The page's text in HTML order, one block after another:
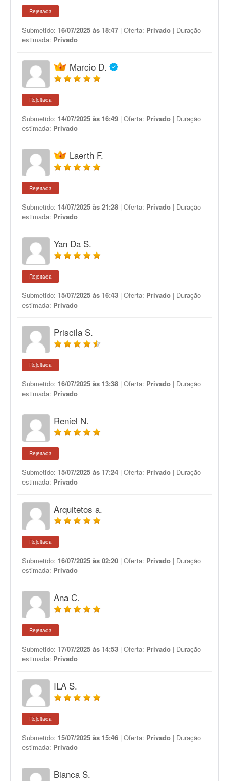
Rejeitada
Submetido: 16/07/2025 às 18:47 | Oferta: Privado | Duração
estimada: Privado
Marcio D.
Rejeitada
Submetido: 14/07/2025 às 16:49 | Oferta: Privado | Duração
estimada: Privado
Laerth F.
Rejeitada
Submetido: 14/07/2025 às 21:28 | Oferta: Privado | Duração
estimada: Privado
Yan Da S.
Rejeitada
Submetido: 15/07/2025 às 16:43 | Oferta: Privado | Duração
estimada: Privado
Priscila S.
Rejeitada
Submetido: 16/07/2025 às 13:38 | Oferta: Privado | Duração
estimada: Privado
Reniel N.
Rejeitada
Submetido: 15/07/2025 às 17:24 | Oferta: Privado | Duração
estimada: Privado
Arquitetos a.
Rejeitada
Submetido: 16/07/2025 às 02:20 | Oferta: Privado | Duração
estimada: Privado
Ana C.
Rejeitada
Submetido: 17/07/2025 às 14:53 | Oferta: Privado | Duração
estimada: Privado
ILA S.
Rejeitada
Submetido: 15/07/2025 às 15:46 | Oferta: Privado | Duração
estimada: Privado
Bianca S.